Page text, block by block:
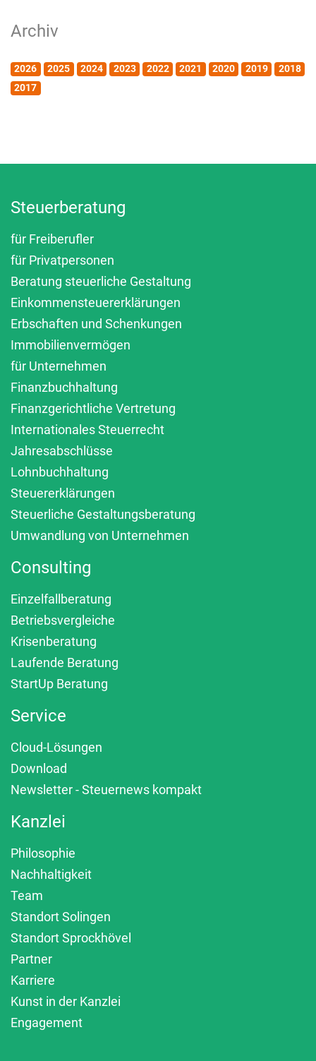
Archiv
2026 2025 2024 2023 2022 2021 2020 2019
2018
2017
Steuerberatung
für Freiberufler
für Privatpersonen
Beratung steuerliche Gestaltung
Einkommensteuererklärungen
Erbschaften und Schenkungen
Immobilienvermögen
für Unternehmen
Finanzbuchhaltung
Finanzgerichtliche Vertretung
Internationales Steuerrecht
Jahresabschlüsse
Lohnbuchhaltung
Steuererklärungen
Steuerliche Gestaltungsberatung
Umwandlung von Unternehmen
Consulting
Einzelfallberatung
Betriebsvergleiche
Krisenberatung
Laufende Beratung
StartUp Beratung
Service
Cloud-Lösungen
Download
Newsletter - Steuernews kompakt
Kanzlei
Philosophie
Nachhaltigkeit
Team
Standort Solingen
Standort Sprockhövel
Partner
Karriere
Kunst in der Kanzlei
Engagement